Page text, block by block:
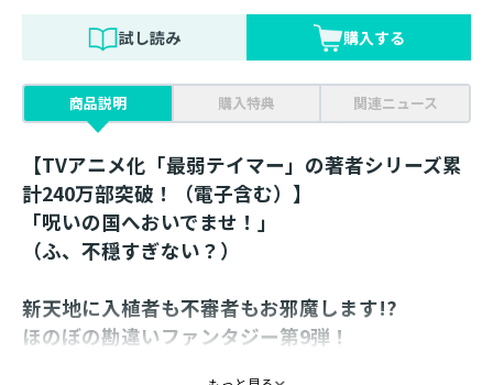
試し読み 購入する
商品説明 購入特典 関連ニュース
【TVアニメ化「最弱テイマー」の著者シリーズ累
計240万部突破！（電子含む）】
「呪いの国へおいでませ！」
（ふ、不穏すぎない？）
新天地に入植者も不審者もお邪魔します!?
ほのぼの勘違いファンタジー第9弾！
名実ともに「呪い」の世界の王となってしまった翔。